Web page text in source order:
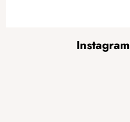
Instagram